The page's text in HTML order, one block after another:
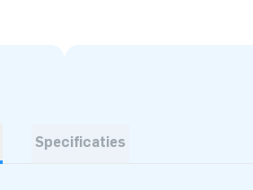
Specificaties